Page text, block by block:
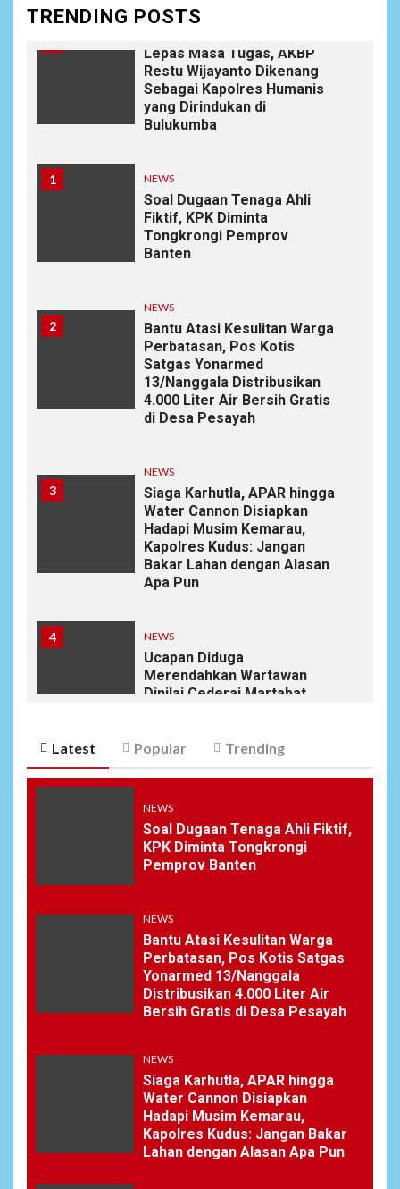
TRENDING POSTS
Lepas Masa Tugas, AKBP
Restu Wijayanto Dikenang
Sebagai Kapolres Humanis
yang Dirindukan di
Bulukumba
1 NEWS
Soal Dugaan Tenaga Ahli
Fiktif, KPK Diminta
Tongkrongi Pemprov
Banten
2
NEWS
Bantu Atasi Kesulitan Warga
Perbatasan, Pos Kotis
Satgas Yonarmed
13/Nanggala Distribusikan
4.000 Liter Air Bersih Gratis
di Desa Pesayah
3
NEWS
Siaga Karhutla, APAR hingga
Water Cannon Disiapkan
Hadapi Musim Kemarau,
Kapolres Kudus: Jangan
Bakar Lahan dengan Alasan
Apa Pun
4 NEWS
Ucapan Diduga
Merendahkan Wartawan
Dinilai Cederai Martabat
5 DAERAH SPORT
Nawala Cup 2026, RT 09 Raih
Gelar Juara di Puri Nawala
Permai RW 010
Pemprov Banten Diduga
Kelola Tenaga Ahli Fiktif,
Andra Soni Diminta
Ngomong
Keberhasilan Koperasi
Merah Putih Jadi Kunci
Tegaknya Pasal 33 UUD
1945 dan Program Strategis
Prabowo
Latest Popular Trending
NEWS
Soal Dugaan Tenaga Ahli Fiktif,
KPK Diminta Tongkrongi
Pemprov Banten
NEWS
Bantu Atasi Kesulitan Warga
Perbatasan, Pos Kotis Satgas
Yonarmed 13/Nanggala
Distribusikan 4.000 Liter Air
Bersih Gratis di Desa Pesayah
NEWS
Siaga Karhutla, APAR hingga
Water Cannon Disiapkan
Hadapi Musim Kemarau,
Kapolres Kudus: Jangan Bakar
Lahan dengan Alasan Apa Pun